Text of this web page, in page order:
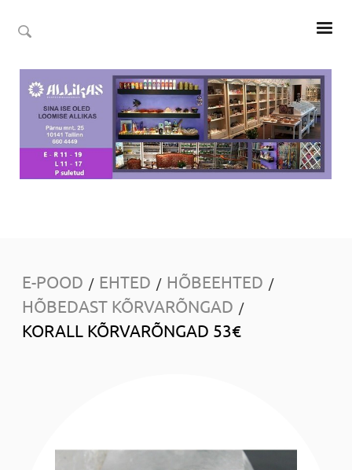
E-POOD / EHTED / HÕBEEHTED /
HÕBEDAST KÕRVARÕNGAD /
KORALL KÕRVARÕNGAD 53€